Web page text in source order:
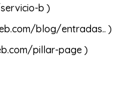
b )
blog/entradas.. )
pillar-page )